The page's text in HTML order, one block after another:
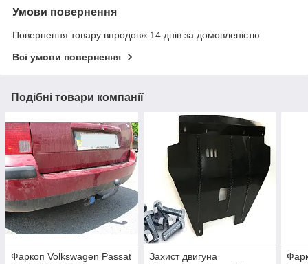
Умови повернення
Повернення товару впродовж 14 днів за домовленістю
Всі умови повернення
Подібні товари компанії
Фаркоп Volkswagen Passat
Захист двигуна